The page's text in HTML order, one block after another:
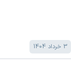
3 خرداد 1404